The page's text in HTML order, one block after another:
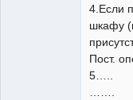
4.Если
шкафу
Пост.
5…..
…….